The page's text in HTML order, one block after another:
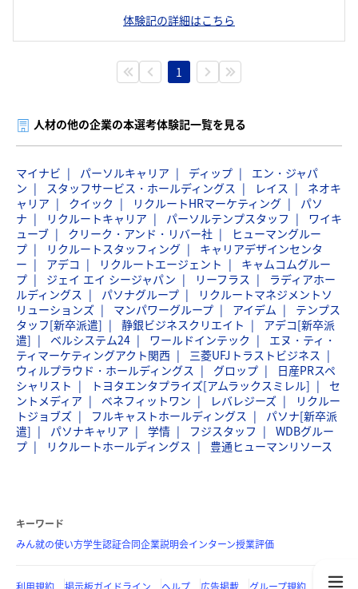
体験記の詳細はこちら
1
人材の他の企業の本選考体験記一覧を見る
マイナビ パーソルキャリア ディップ
エン・ジャパ
ン
スタッフサービス・ホールディングス レイス
ネオキ
ャリア
クイック リクルートHRマーケティング
パソ
ナ
リクルートキャリア パーソルテンプスタッフ
ワイキ
ューブ
クリーク・アンド・リバー社
ヒューマングルー
プ
リクルートスタッフィング
キャリアデザインセンタ
ー
アデコ リクルートエージェント
キャムコムグルー
プ
ジェイ エイ シージャパン リーフラス
ラディアホー
ルディングス
パソナグループ
リクルートマネジメントソ
リューションズ
マンパワーグループ アイデム
テンプス
タッフ[新卒派遣]
静銀ビジネスクリエイト
アデコ[新卒派
遣]
ベルシステム24 ワールドインテック
エヌ・ティ・
ティマーケティングアクト関西
三菱UFJトラストビジネス
ウィルプラウド・ホールディングス
グロップ
日産PRスペ
シャリスト
トヨタエンタプライズ[アムラックスミレル]
セ
ントメディア
ベネフィットワン レバレジーズ
リクルー
トジョブズ
フルキャストホールディングス
パソナ[新卒派
遣]
パソナキャリア 学情 フジスタッフ
WDBグルー
プ
リクルートホールディングス 豊通ヒューマンリソース
キーワード
みん就の使い方学生認証合同企業説明会インターン授業評価